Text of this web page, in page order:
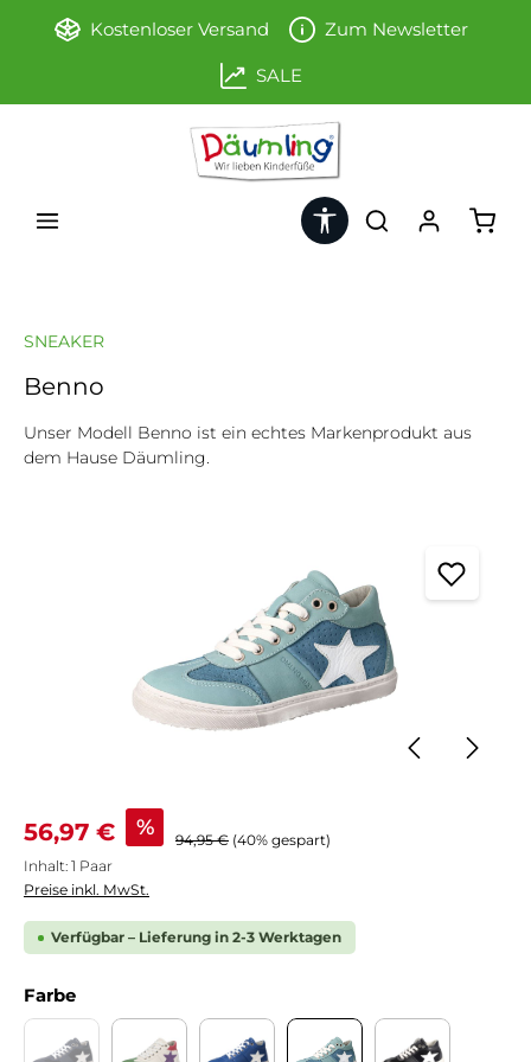
Zum Hauptinhalt springen
Kostenloser Versand Zum Newsletter
SALE
Werkzeugleiste anzeigen
SNEAKER
Benno
Unser Modell Benno ist ein echtes Markenprodukt aus
dem Hause Däumling.
Verkaufspreis:
56,97 € % Regulärer Preis:
94,95 € (40% gespart)
Inhalt: 1 Paar
Preise inkl. MwSt.
Verfügbar – Lieferung in 2-3 Werktagen
Farbeauswählen